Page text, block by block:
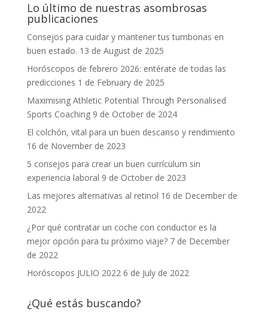
Lo último de nuestras asombrosas
publicaciones
Consejos para cuidar y mantener tus tumbonas en
buen estado. 13 de August de 2025
Horóscopos de febrero 2026: entérate de todas las
predicciones 1 de February de 2025
Maximising Athletic Potential Through Personalised
Sports Coaching 9 de October de 2024
El colchón, vital para un buen descanso y rendimiento
16 de November de 2023
5 consejos para crear un buen currículum sin
experiencia laboral 9 de October de 2023
Las mejores alternativas al retinol 16 de December de
2022
¿Por qué contratar un coche con conductor es la
mejor opción para tu próximo viaje? 7 de December
de 2022
Horóscopos JULIO 2022 6 de July de 2022
¿Qué estás buscando?